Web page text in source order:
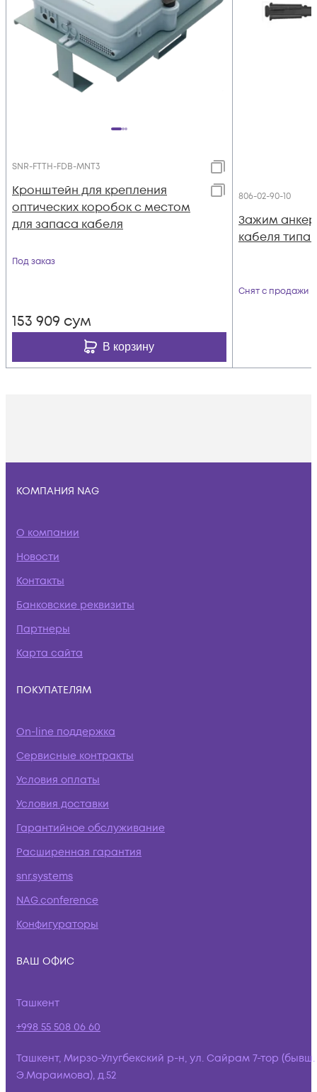
SNR-FTTH-FDB-MNT3
Кронштейн для крепления
оптических коробок с местом
для запаса кабеля
Под заказ
153 909 сум
В корзину
806-02-90-10
Зажим
кабеля типа
Снят с продажи
КОМПАНИЯ NAG
О компании
Новости
Контакты
Банковские реквизиты
Партнеры
Карта сайта
ПОКУПАТЕЛЯМ
On-line поддержка
Сервисные контракты
Условия оплаты
Условия доставки
Гарантийное обслуживание
Расширенная гарантия
snr.systems
NAG.conference
Конфигураторы
ВАШ ОФИС
Ташкент
+998 55 508 06 60
Ташкент, Мирзо-Улугбекский р-н, ул. Сайрам 7-тор (бывш.
Э.Мараимова), д.52